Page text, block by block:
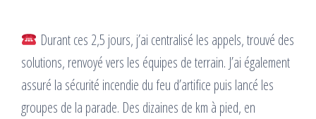
Durant ces 2,5 jours, j’ai centralisé les appels, trouvé des
solutions, renvoyé vers les équipes de terrain. J’ai également
assuré la sécurité incendie du feu d’artifice puis lancé les
groupes de la parade. Des dizaines de km à pied, en